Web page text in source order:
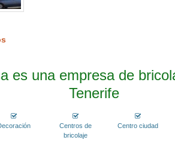
es una empresa de
Tenerife
Centros de
bricolaje
Centro ciudad